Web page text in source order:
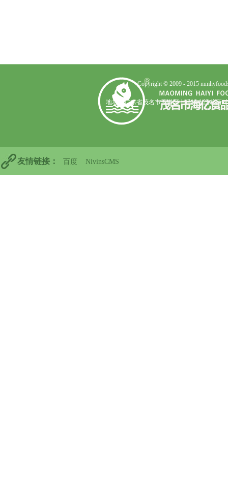
Copyright © 2009 - 2015
地址：广东省茂名市茂港区七迳镇七迳粮所
友情链接： 百度 NivinsCMS